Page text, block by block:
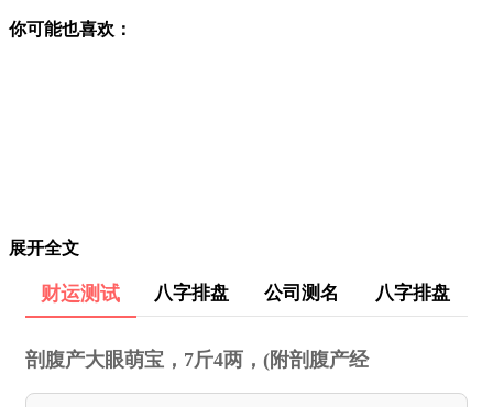
你可能也喜欢：
展开全文
财运测试 八字排盘 公司测名 八字排盘
剖腹产大眼萌宝，7斤4两，(附剖腹产经